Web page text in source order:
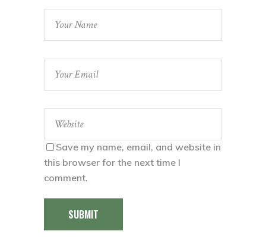
Save my name, email, and website in
this browser for the next time I
comment.
SUBMIT